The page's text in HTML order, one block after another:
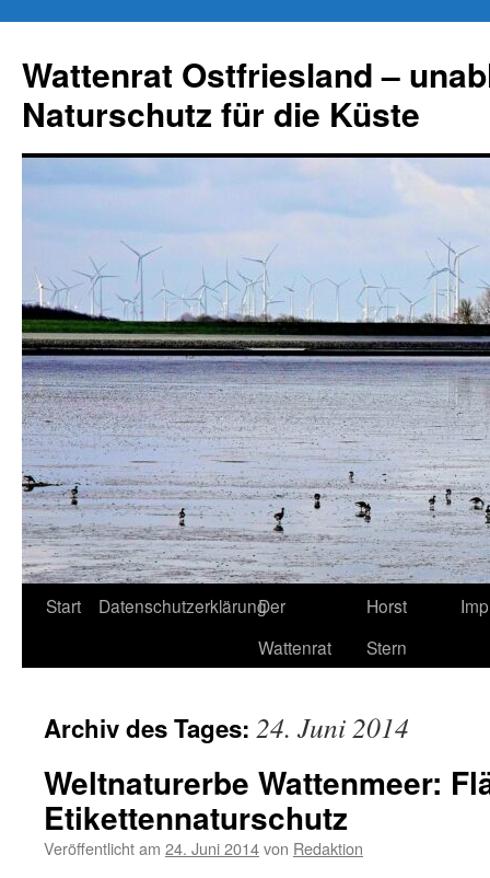
springen
Wattenrat Ostfriesland –
Naturschutz für die Küste
Start DatenschutzerklärungDer
Wattenrat
Horst
Stern
Archiv des Tages: 24. Juni 2014
Weltnaturerbe Wattenmeer:
Etikettennaturschutz
Veröffentlicht am 24. Juni 2014von Redaktion